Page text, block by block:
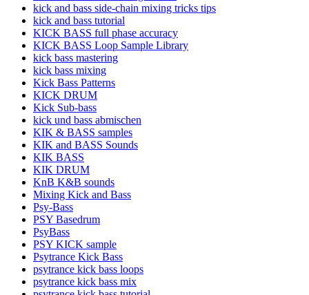
kick and bass side-chain mixing tricks tips
kick and bass tutorial
KICK BASS full phase accuracy
KICK BASS Loop Sample Library
kick bass mastering
kick bass mixing
Kick Bass Patterns
KICK DRUM
Kick Sub-bass
kick und bass abmischen
KIK & BASS samples
KIK and BASS Sounds
KIK BASS
KIK DRUM
KnB K&B sounds
Mixing Kick and Bass
Psy-Bass
PSY Basedrum
PsyBass
PSY KICK sample
Psytrance Kick Bass
psytrance kick bass loops
psytrance kick bass mix